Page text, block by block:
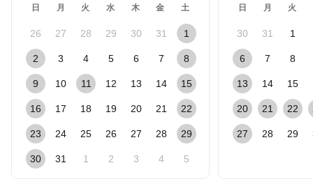
日 月 火 水 木 金 土
26 27 28 29 30 31 1
2 3 4 5 6 7 8
9 10 11 12 13 14 15
16 17 18 19 20 21 22
23 24 25 26 27 28 29
30 31 1 2 3 4 5
日 月 火
30 31 1
6 7 8
13 14 15
20 21 22
27 28 29